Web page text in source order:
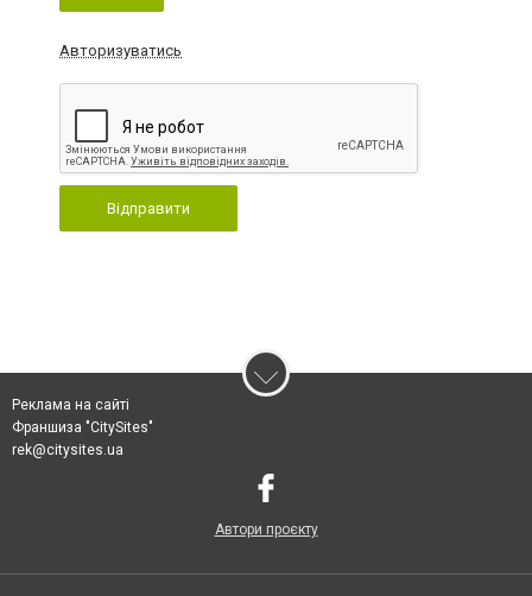
Авторизуватись
Відправити
Реклама на сайті
Франшиза "CitySites"
rek@citysites.ua
Автори проєкту